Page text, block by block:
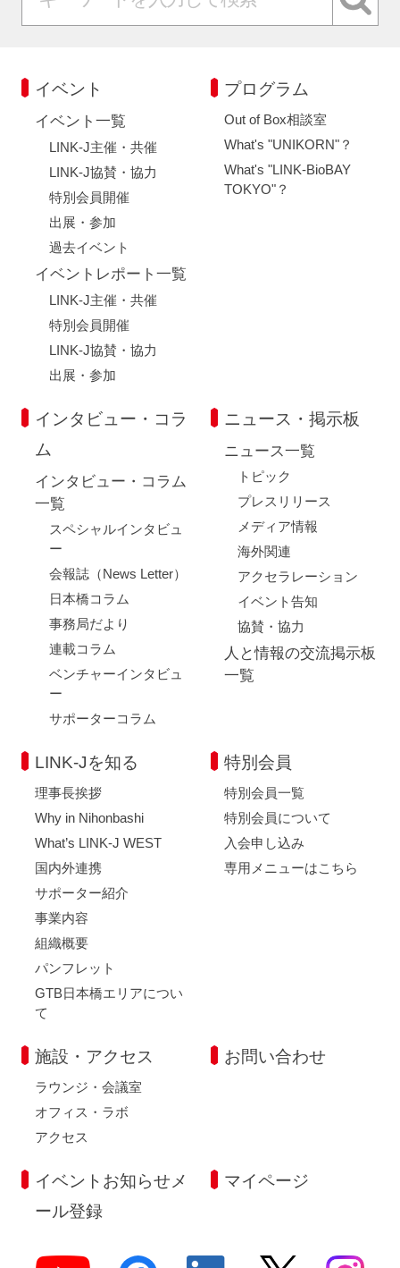
イベント
イベント一覧
LINK-J主催・共催
LINK-J協賛・協力
特別会員開催
出展・参加
過去イベント
イベントレポート一覧
LINK-J主催・共催
特別会員開催
LINK-J協賛・協力
出展・参加
プログラム
Out of Box相談室
What's "UNIKORN"？
What's "LINK-BioBAY
TOKYO"？
インタビュー・コラ
ム
インタビュー・コラム
一覧
スペシャルインタビュ
ー
会報誌（News Letter）
日本橋コラム
事務局だより
連載コラム
ベンチャーインタビュ
ー
サポーターコラム
ニュース・掲示板
ニュース一覧
トピック
プレスリリース
メディア情報
海外関連
アクセラレーション
イベント告知
協賛・協力
人と情報の交流掲示板
一覧
LINK-Jを知る
理事長挨拶
Why in Nihonbashi
What’s LINK-J WEST
国内外連携
サポーター紹介
事業内容
組織概要
パンフレット
GTB日本橋エリアについ
て
特別会員
特別会員一覧
特別会員について
入会申し込み
専用メニューはこちら
施設・アクセス
ラウンジ・会議室
オフィス・ラボ
アクセス
お問い合わせ
イベントお知らせメ
ール登録
マイページ